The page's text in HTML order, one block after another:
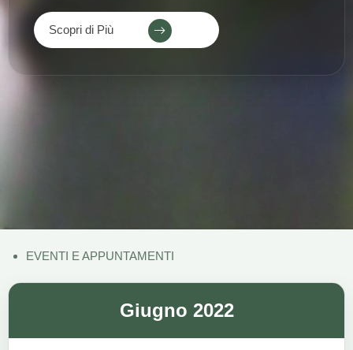
Scopri di Più
Giugno 2022
EVENTI E APPUNTAMENTI